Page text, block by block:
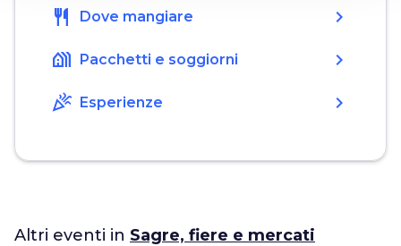
restaurant Dove mangiare chevron_right
holiday_village Pacchetti e soggiorni chevron_right
celebration Esperienze chevron_right
Altri eventi in Sagre, fiere e mercati